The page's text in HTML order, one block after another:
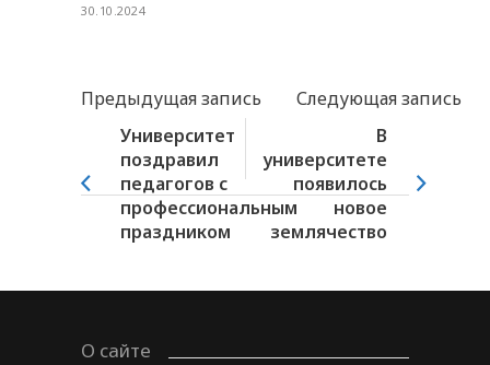
30.10.2024
Предыдущая запись
Следующая запись
Университет
поздравил
педагогов с
профессиональным
праздником
В
университете
появилось
новое
землячество
О сайте